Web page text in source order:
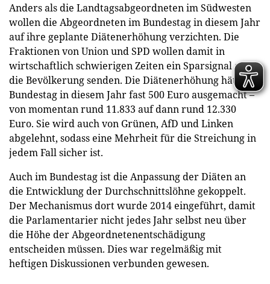
Anders als die Landtagsabgeordneten im Südwesten
wollen die Abgeordneten im Bundestag in diesem Jahr
auf ihre geplante Diätenerhöhung verzichten. Die
Fraktionen von Union und SPD wollen damit in
wirtschaftlich schwierigen Zeiten ein Sparsignal an
die Bevölkerung senden. Die Diätenerhöhung hätte im
Bundestag in diesem Jahr fast 500 Euro ausgemacht –
von momentan rund 11.833 auf dann rund 12.330
Euro. Sie wird auch von Grünen, AfD und Linken
abgelehnt, sodass eine Mehrheit für die Streichung in
jedem Fall sicher ist.
Auch im Bundestag ist die Anpassung der Diäten an
die Entwicklung der Durchschnittslöhne gekoppelt.
Der Mechanismus dort wurde 2014 eingeführt, damit
die Parlamentarier nicht jedes Jahr selbst neu über
die Höhe der Abgeordnetenentschädigung
entscheiden müssen. Dies war regelmäßig mit
heftigen Diskussionen verbunden gewesen.